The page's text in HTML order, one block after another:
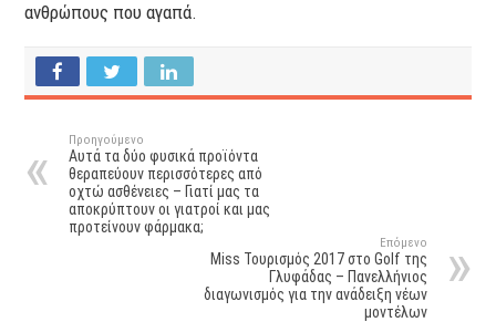
ανθρώπους που αγαπά.
Προηγούμενο
Αυτά τα δύο φυσικά προϊόντα
θεραπεύουν περισσότερες από
οχτώ ασθένειες – Γιατί μας τα
αποκρύπτουν οι γιατροί και μας
προτείνουν φάρμακα;
Επόμενο
Miss Τουρισμός 2017 στο Golf της
Γλυφάδας – Πανελλήνιος
διαγωνισμός για την ανάδειξη νέων
μοντέλων